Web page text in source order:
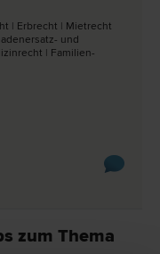
| Erb­recht | Miet­recht
und
| Familien­
zum Thema